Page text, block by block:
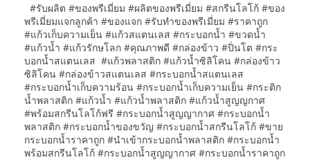
#รับผลิต #ของพรีเมี่ยม #ผลิตของพรีเมี่ยม #สกรีนโลโก้ #ของ
พรีเมี่ยมแจกลูกค้า #ของแจก #รับทําของพรีเมี่ยม #ราคาถูก
#แก้วเก็บความเย็น #แก้วสแตนเลส #กระบอกน้ำ #ขวดน้ำ
#แก้วน้ำ #แก้วรักษโลก #คุณภาพดี #กล่องข้าว #ปิ่นโต #กระ
บอกน้ำสแตนเลส #แก้วพลาสติก #แก้วน้ำซิลิโคน #กล่องข้าว
ซิลิโคน #กล่องข้าวสแตนเลส #กระบอกน้ำสแตนเลส
#กระบอกน้ำเก็บความร้อน #กระบอกน้ำเก็บความเย็น #กระติก
น้ำพลาสติก #แก้วน้ำ #แก้วน้ำพลาสติก #แก้วน้ำสูญญกาศ
#พร้อมสกรีนโลโก้ฟรี #กระบอกน้ำสูญญากาศ #กระบอกน้ำ
พลาสติก #กระบอกน้ำของขวัญ #กระบอกน้ำสกรีนโลโก้ #ขาย
กระบอกน้ำราคาถูก #นำเข้ากระบอกน้ำพลาสติก #กระบอกน้ำ
พร้อมสกรีนโลโก้ #กระบอกน้ำสูญญากาศ #กระบอกน้ำราคาถูก